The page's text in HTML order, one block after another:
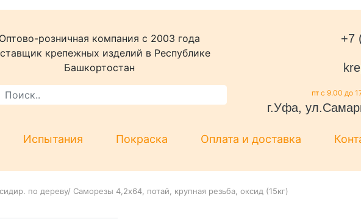
Оптово-розничная компания c 2003 года
крепежных изделий в Республике
Башкортостан
+7
пт с 9.00 до
г.Уфа,
Испытания Покраска Оплата и доставка
по дереву/ Саморезы 4,2x64, потай, крупная резьба, оксид (15кг)